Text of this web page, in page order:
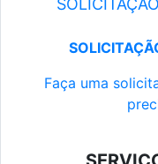
Faça uma